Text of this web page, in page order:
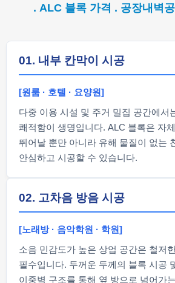
. ALC 블록 가격 . 공장내벽
01. 내부 칸막이 시공
[원룸 · 호텔 · 요양원]
다중 이용 시설 및 주거 밀집 공간에서
쾌적함이 생명입니다. ALC 블록은 자
뛰어날 뿐만 아니라 유해 물질이 없는
안심하고 시공할 수 있습니다.
02. 고차음 방음 시공
[노래방 · 음악학원 · 학원]
소음 민감도가 높은 상업 공간은 철저
필수입니다. 두꺼운 두께의 블록 시공
이중벽 구조를 통해 옆 방으로 넘어가